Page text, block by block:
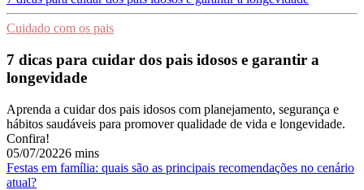
Cuidado com os pais
7 dicas para cuidar dos pais idosos e garantir a
longevidade
Aprenda a cuidar dos pais idosos com planejamento, segurança e
hábitos saudáveis para promover qualidade de vida e longevidade.
Confira!
05/07/20226 mins
Festas em família: quais são as principais recomendações no cenário
atual?